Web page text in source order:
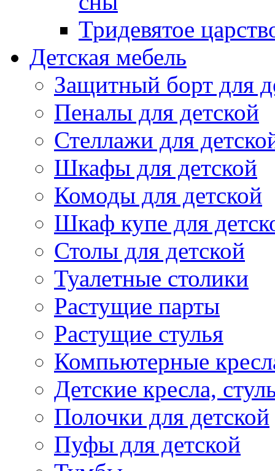
Тридевятое
Детская мебель
Защитный борт для
Пеналы для детской
Стеллажи для
Шкафы для детской
Комоды для детской
Шкаф купе для
Столы для детской
Туалетные столики
Растущие парты
Растущие стулья
Компьютерные
Детские кресла,
Полочки для детской
Пуфы для детской